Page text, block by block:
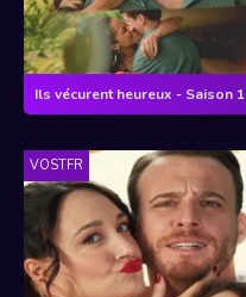
Ils vécurent heureux - Saison 1
VOSTFR